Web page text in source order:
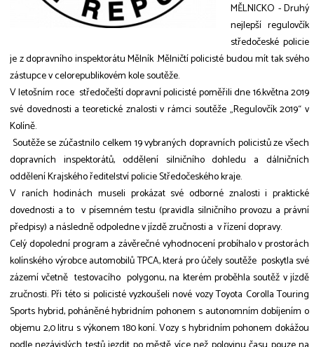
MĚLNICKO - Druhý
nejlepší regulovčík
středočeské policie
je z dopravního inspektorátu Mělník .Mělničtí policisté budou mít tak svého
zástupce v celorepublikovém kole soutěže.
V letošním roce středočeští dopravní policisté poměřili dne 16.května 2019
své dovednosti a teoretické znalosti v rámci soutěže „Regulovčík 2019“ v
Kolíně.
Soutěže se zúčastnilo celkem 19 vybraných dopravních policistů ze všech
dopravních inspektorátů, oddělení silničního dohledu a dálničních
oddělení Krajského ředitelství policie Středočeského kraje.
V raních hodinách museli prokázat své odborné znalosti i praktické
dovednosti a to v písemném testu (pravidla silničního provozu a právní
předpisy) a následně odpoledne v jízdě zručnosti a v řízení dopravy.
Celý dopolední program a závěrečné vyhodnocení probíhalo v prostorách
kolínského výrobce automobilů TPCA, která pro účely soutěže poskytla své
zázemí včetně testovacího polygonu, na kterém proběhla soutěž v jízdě
zručnosti. Při této si policisté vyzkoušeli nové vozy Toyota Corolla Touring
Sports hybrid, poháněné hybridním pohonem s autonomním dobíjením o
objemu 2,0 litru s výkonem 180 koní. Vozy s hybridním pohonem dokážou